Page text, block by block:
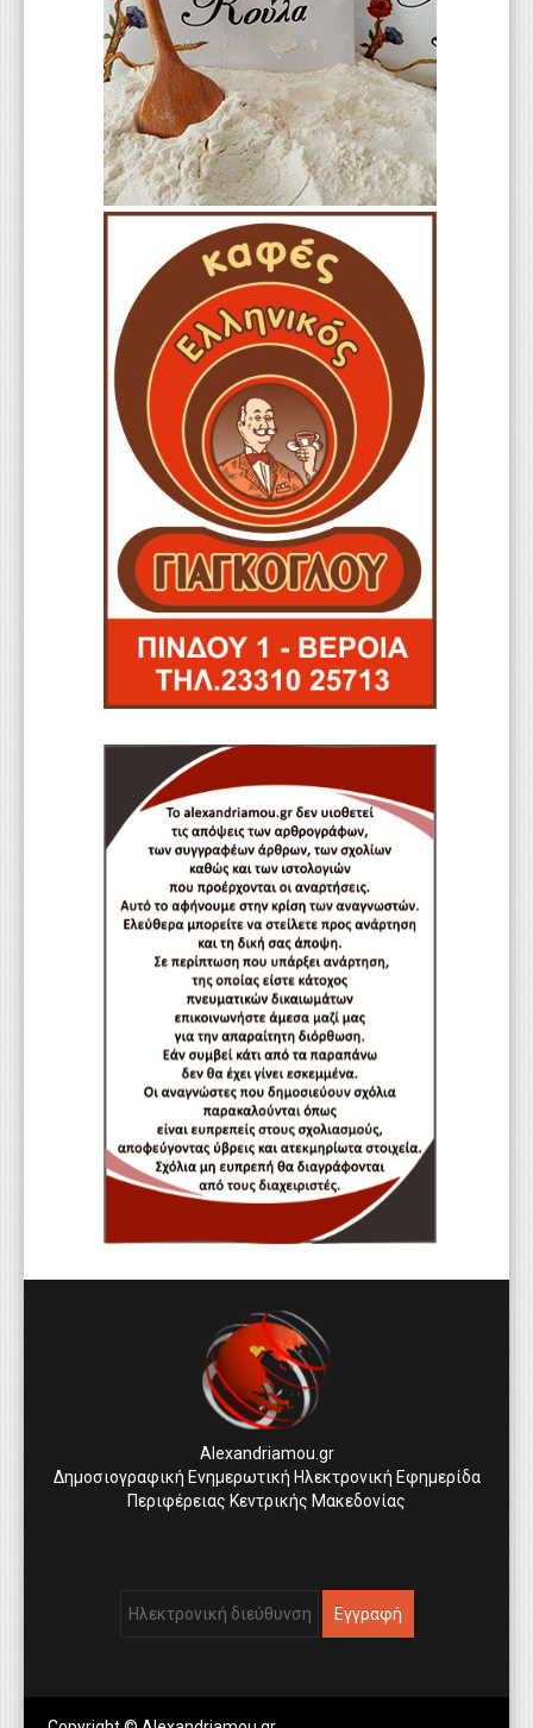
Alexandriamou.gr
Δημοσιογραφική Ενημερωτική Ηλεκτρονική Εφημερίδα
Περιφέρειας Κεντρικής Μακεδονίας